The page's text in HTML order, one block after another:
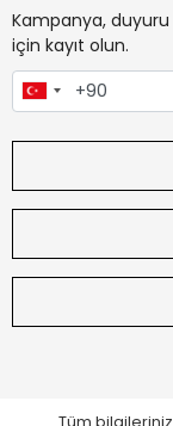
Kampanya,
için kayıt olun.